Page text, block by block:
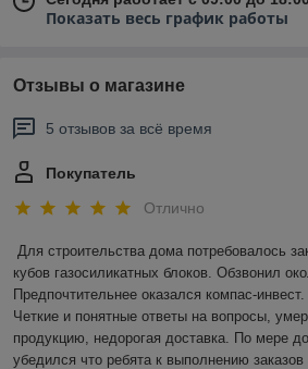
Показать весь график работы
Отзывы о магазине
5 отзывов за всё время
Покупатель
Отлично
Для строительства дома потребовалось
кубов газосиликатных блоков. Обзвонил
Предпочтительнее оказался компас-инвест.
Четкие и понятные ответы на вопросы,
продукцию, недорогая доставка. По мере
убедился что ребята к выполнению заказов